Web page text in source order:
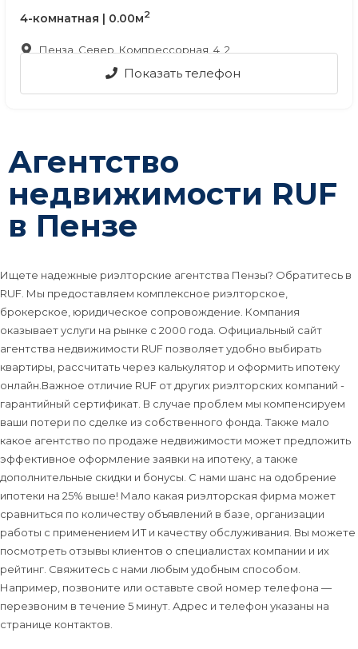
4-комнатная | 0.00м2
Пенза, Север, Компрессорная, 4, 2
Показать телефон
Агентство
недвижимости RUF
в Пензе
Ищете надежные риэлторские агентства Пензы? Обратитесь в
RUF. Мы предоставляем комплексное риэлторское,
брокерское, юридическое сопровождение. Компания
оказывает услуги на рынке с 2000 года. Официальный сайт
агентства недвижимости RUF позволяет удобно выбирать
квартиры, рассчитать через калькулятор и оформить ипотеку
онлайн.Важное отличие RUF от других риэлторских компаний -
гарантийный сертификат. В случае проблем мы компенсируем
ваши потери по сделке из собственного фонда. Также мало
какое агентство по продаже недвижимости может предложить
эффективное оформление заявки на ипотеку, а также
дополнительные скидки и бонусы. С нами шанс на одобрение
ипотеки на 25% выше! Мало какая риэлторская фирма может
сравниться по количеству объявлений в базе, организации
работы с применением ИТ и качеству обслуживания. Вы можете
посмотреть отзывы клиентов о специалистах компании и их
рейтинг. Свяжитесь с нами любым удобным способом.
Например, позвоните или оставьте свой номер телефона —
перезвоним в течение 5 минут. Адрес и телефон указаны на
странице контактов.